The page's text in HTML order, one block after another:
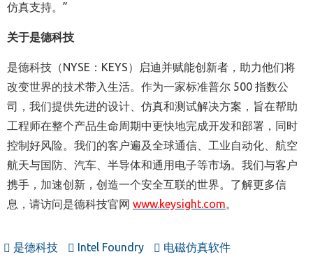
仿真支持。”
关于是德科技
是德科技（NYSE ： KEYS）启迪并赋能创新者，助力他们将
改变世界的技术带入生活。作为一家标准普尔 500 指数公
司，我们提供先进的设计、仿真和测试解决方案，旨在帮助
工程师在整个产品生命周期中更快地完成开发和部署，同时
控制好风险。我们的客户遍及全球通信、工业自动化、航空
航天与国防、汽车、半导体和通用电子等市场。我们与客户
携手，加速创新，创造一个安全互联的世界。了解更多信
息，请访问是德科技官网 www.keysight.com。
是德科技 Intel Foundry 电磁仿真软件